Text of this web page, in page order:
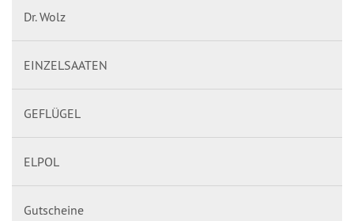
Dr. Wolz
EINZELSAATEN
GEFLÜGEL
ELPOL
Gutscheine